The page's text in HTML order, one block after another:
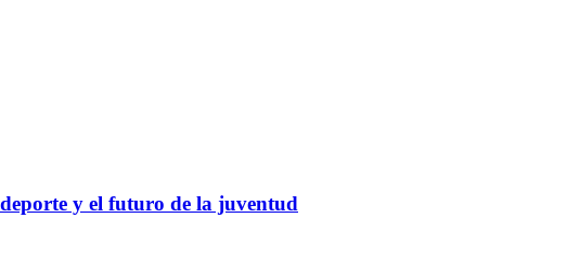
y el futuro de la juventud